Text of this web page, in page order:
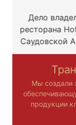
Дело владельца
Hot Pot
Мы создали
продукции